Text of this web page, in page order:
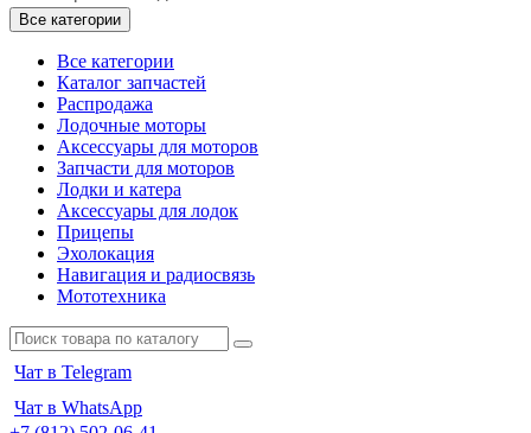
Все категории
Все категории
Каталог запчастей
Распродажа
Лодочные моторы
Аксессуары для моторов
Запчасти для моторов
Лодки и катера
Аксессуары для лодок
Прицепы
Эхолокация
Навигация и радиосвязь
Мототехника
Чат в Telegram
Чат в WhatsApp